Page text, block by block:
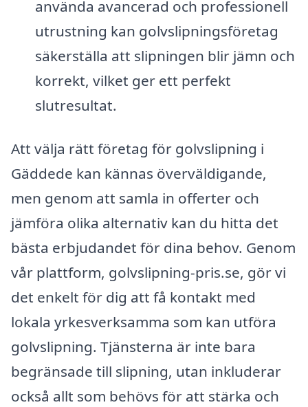
använda avancerad och professionell
utrustning kan golvslipningsföretag
säkerställa att slipningen blir jämn och
korrekt, vilket ger ett perfekt
slutresultat.
Att välja rätt företag för golvslipning i
Gäddede kan kännas överväldigande,
men genom att samla in offerter och
jämföra olika alternativ kan du hitta det
bästa erbjudandet för dina behov. Genom
vår plattform, golvslipning-pris.se, gör vi
det enkelt för dig att få kontakt med
lokala yrkesverksamma som kan utföra
golvslipning. Tjänsterna är inte bara
begränsade till slipning, utan inkluderar
också allt som behövs för att stärka och